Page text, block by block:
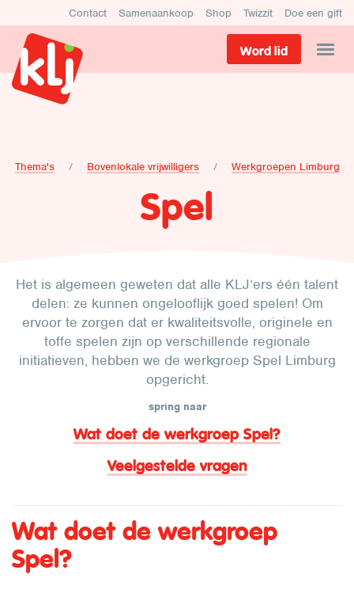
Contact Samenaankoop Shop Twizzit Doe een gift
Word lid
Thema's Bovenlokale vrijwilligers Werkgroepen Limburg
Spel
Het is algemeen geweten dat alle KLJ’ers één talent
delen: ze kunnen ongelooflijk goed spelen! Om
ervoor te zorgen dat er kwaliteitsvolle, originele en
toffe spelen zijn op verschillende regionale
initiatieven, hebben we de werkgroep Spel Limburg
opgericht.
spring naar
Wat doet de werkgroep Spel?
Veelgestelde vragen
Wat doet de werkgroep
Spel?